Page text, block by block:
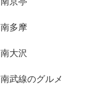
南多摩
南大沢
南武線のグルメ